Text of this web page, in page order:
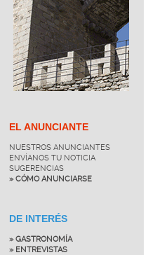
EL ANUNCIANTE
NUESTROS ANUNCIANTES
ENVÍANOS TU NOTICIA
SUGERENCIAS
» CÓMO ANUNCIARSE
DE INTERÉS
» GASTRONOMÍA
» ENTREVISTAS